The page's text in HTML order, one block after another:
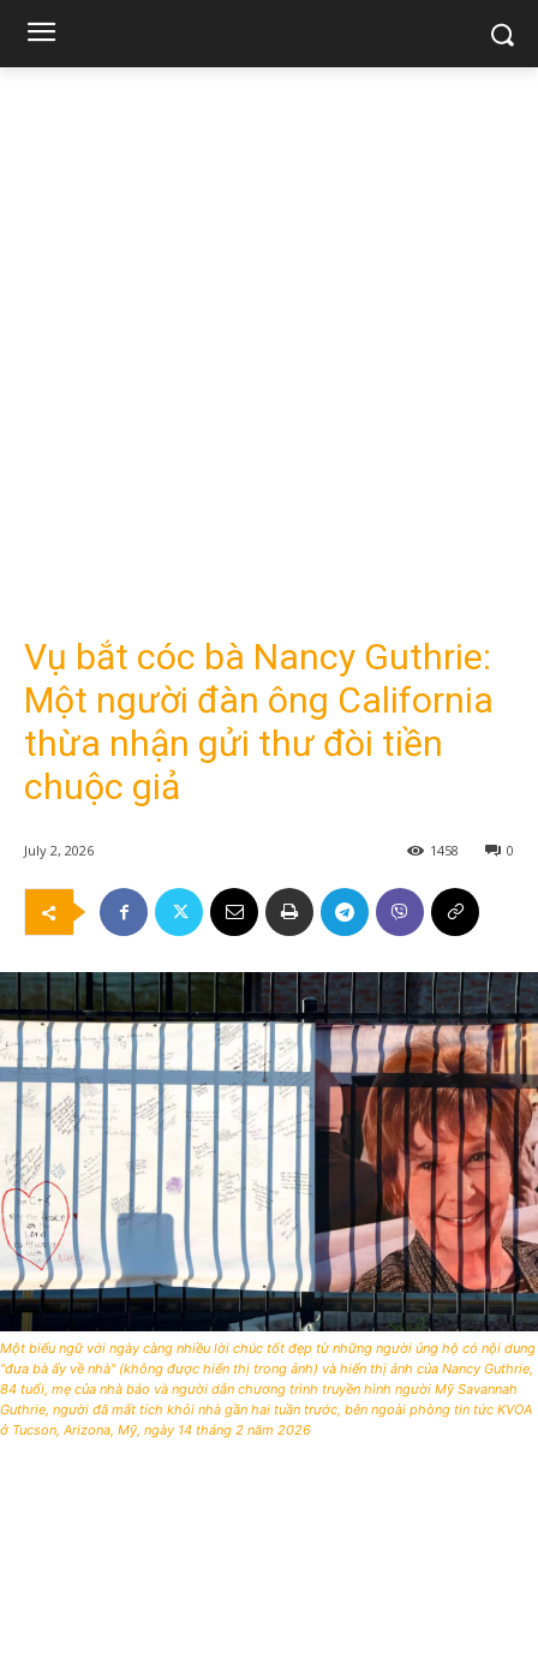
Vụ bắt cóc bà Nancy Guthrie:
Một người đàn ông California
thừa nhận gửi thư đòi tiền
chuộc giả
July 2, 2026 0
1458
Một biểu ngữ với ngày càng nhiều lời chúc tốt đẹp từ những người ủng hộ có nội dung
"đưa bà ấy về nhà" (không được hiển thị trong ảnh) và hiển thị ảnh của Nancy Guthrie,
84 tuổi, mẹ của nhà báo và người dẫn chương trình truyền hình người Mỹ Savannah
Guthrie, người đã mất tích khỏi nhà gần hai tuần trước, bên ngoài phòng tin tức KVOA
ở Tucson, Arizona, Mỹ, ngày 14 tháng 2 năm 2026